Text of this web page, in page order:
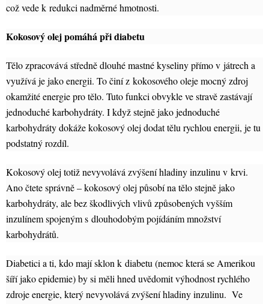
což vede k redukci nadměrné hmotnosti.
Kokosový olej pomáhá při diabetu
Tělo zpracovává středně dlouhé mastné kyseliny přímo v játrech a
využívá je jako energii. To činí z kokosového oleje mocný zdroj
okamžité energie pro tělo. Tuto funkci obvykle ve stravě zastávají
jednoduché karbohydráty. I když stejně jako jednoduché
karbohydráty dokáže kokosový olej dodat tělu rychlou energii, je tu
podstatný rozdíl.
Kokosový olej totiž nevyvolává zvýšení hladiny inzulinu v krvi.
Ano čtete správně – kokosový olej působí na tělo stejně jako
karbohydráty, ale bez škodlivých vlivů způsobených vyšším
inzulínem spojeným s dlouhodobým pojídáním množství
karbohydrátů.
Diabetici a ti, kdo mají sklon k diabetu (nemoc která se Amerikou
šíří jako epidemie) by si měli hned uvědomit výhodnost rychlého
zdroje energie, který nevyvolává zvýšení hladiny inzulinu. Ve